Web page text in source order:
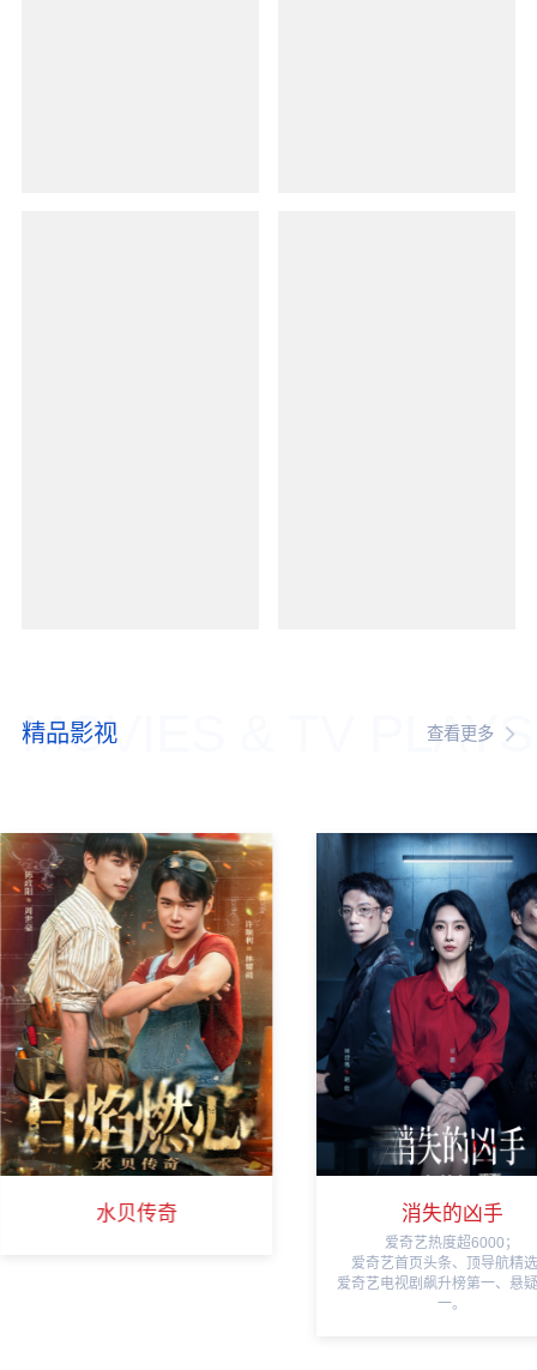
MOVIES & TV PLAYS
精品影视 查看更多
消失的凶手 烽火照归途
平台热度超4000万，短剧飙
三；
湖南省“微短剧赋能千行百业”
品项目；